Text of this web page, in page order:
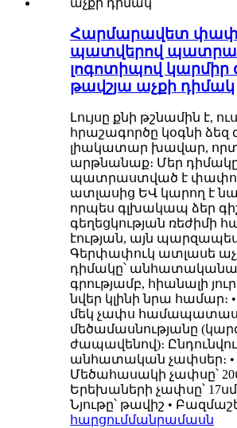
Հարմարավետ
պատվերով
լոգոտիպով կարմիր
թավշյա աչքի դիմակ
Լույսը քնի թշնամին է,
հրաշագործը կօգնի ձեզ
լիակատար խավար,
արթնանաք։ Մեր
պատրաստված է
ատլասից ԵՎ կարող է
որպես գլխակապ ձեր
գեղեցկության ռեժիմի
էության, այն
Գերփափուկ ատլասե
դիմակը՝
գրությամբ, հիանալի
նվեր կլինի նրա համար։
մեկ չափս
մեծամասնությանը
ժապավենով)։
անհատական ​​չափսեր։ •
Մեծահասակի չափսը՝
Երեխաների չափսը՝ 17սմ
Նյութը՝ թավիշ •
հարցումմանրամասն